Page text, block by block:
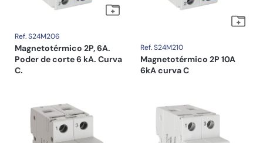
Ref. S24M206
Magnetotérmico 2P, 6A.
Poder de corte 6 kA. Curva
C.
Ref. S24M210
Magnetotérmico 2P 10A
6kA curva C